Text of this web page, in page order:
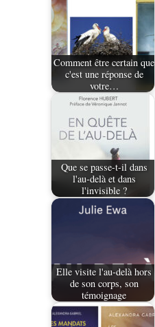
Comment être certain que
c'est une réponse de
votre…
Que se passe-t-il dans
l'au-delà et dans
l'invisible ?
Elle visite l'au-delà hors
de son corps, son
témoignage